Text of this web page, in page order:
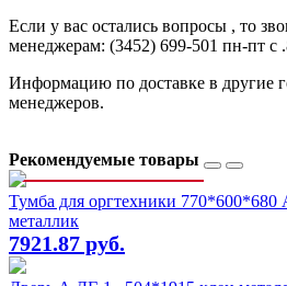
Если у вас остались вопросы , то
менеджерам: (3452) 699-501 пн-пт с
Информацию по доставке в другие
менеджеров.
Рекомендуемые товары
Тумба для оргтехники
металлик
7921.87 руб.